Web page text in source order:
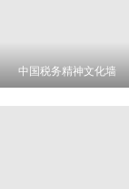
中国税务精神文化墙